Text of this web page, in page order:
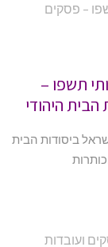
בחוקותי תשפו –
היהודי
מגדולי ישראל ביסודות הבית